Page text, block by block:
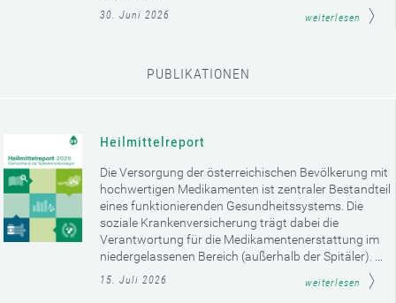
30. Juni 2026 weiterlesen
PUBLIKATIONEN
Heilmittelreport
Die Versorgung der österreichischen Bevölkerung mit
hochwertigen Medikamenten ist zentraler Bestandteil
eines funktionierenden Gesundheitssystems. Die
soziale Krankenversicherung trägt dabei die
Verantwortung für die Medikamentenerstattung im
niedergelassenen Bereich (außerhalb der Spitäler). ...
15. Juli 2026 weiterlesen